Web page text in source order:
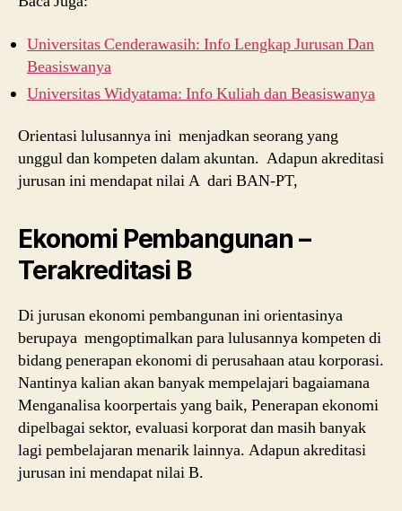
Universitas Cenderawasih: Info Lengkap Jurusan Dan
Beasiswanya
Universitas Widyatama: Info Kuliah dan Beasiswanya
Orientasi lulusannya ini menjadkan seorang yang
unggul dan kompeten dalam akuntan. Adapun akreditasi
jurusan ini mendapat nilai A dari BAN-PT,
Ekonomi Pembangunan –
Terakreditasi B
Di jurusan ekonomi pembangunan ini orientasinya
berupaya mengoptimalkan para lulusannya kompeten di
bidang penerapan ekonomi di perusahaan atau korporasi.
Nantinya kalian akan banyak mempelajari bagaiamana
Menganalisa koorpertais yang baik, Penerapan ekonomi
dipelbagai sektor, evaluasi korporat dan masih banyak
lagi pembelajaran menarik lainnya. Adapun akreditasi
jurusan ini mendapat nilai B.